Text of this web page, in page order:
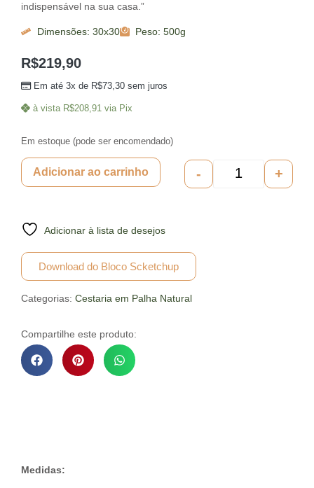
indispensável na sua casa.”
Dimensões: 30x30 Peso: 500g
R$219,90
Em até 3x de R$73,30 sem juros
à vista R$208,91 via Pix
Em estoque (pode ser encomendado)
- +
Adicionar ao carrinho
Adicionar à lista de desejos
Download do Bloco Scketchup
Categorias: Cestaria em Palha Natural
Compartilhe este produto:
Medidas: